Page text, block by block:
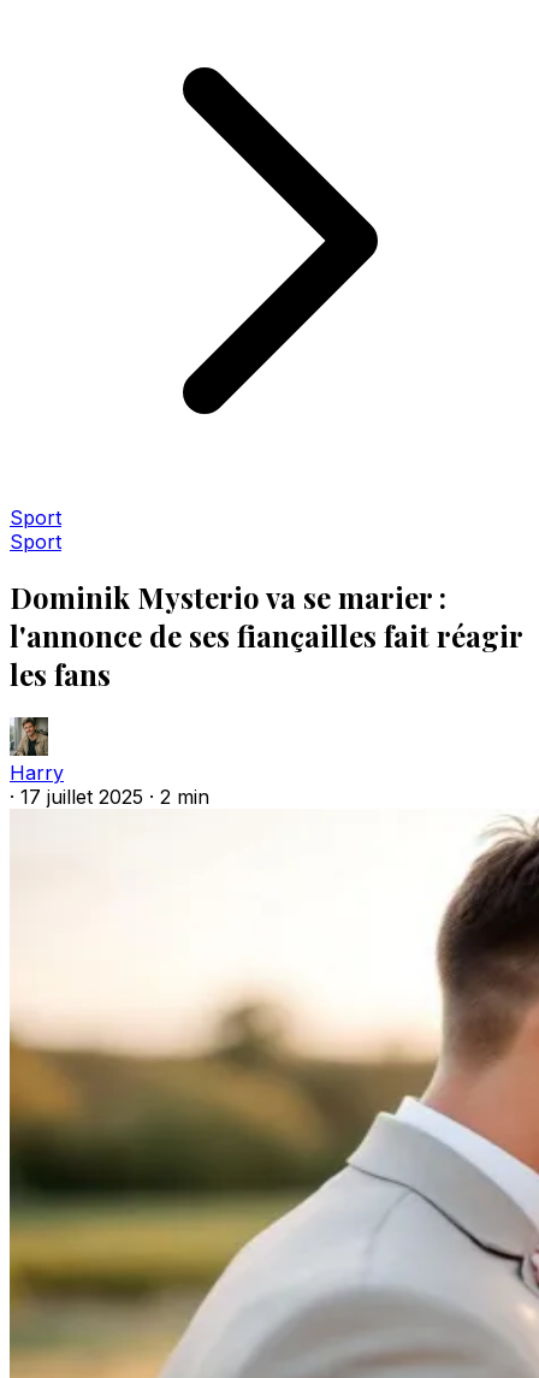
Sport
Sport
Dominik Mysterio va se marier :
l'annonce de ses fiançailles fait réagir
les fans
Harry
· 17 juillet 2025 · 2 min